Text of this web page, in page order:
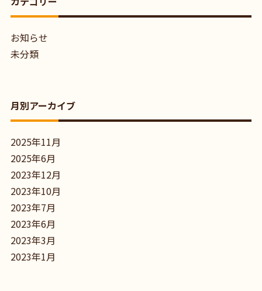
お知らせ
未分類
月別アーカイブ
2025年11月
2025年6月
2023年12月
2023年10月
2023年7月
2023年6月
2023年3月
2023年1月